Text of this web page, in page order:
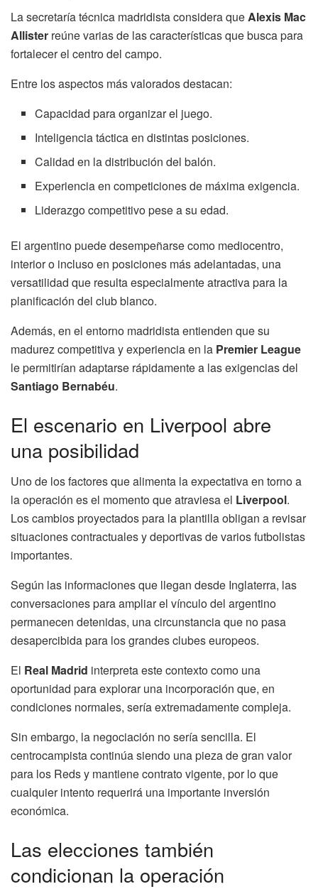
La secretaría técnica madridista considera queAlexis Mac
Allister reúne varias de las características que busca para
fortalecer el centro del campo.
Entre los aspectos más valorados destacan:
Capacidad para organizar el juego.
Inteligencia táctica en distintas posiciones.
Calidad en la distribución del balón.
Experiencia en competiciones de máxima exigencia.
Liderazgo competitivo pese a su edad.
El argentino puede desempeñarse como mediocentro,
interior o incluso en posiciones más adelantadas, una
versatilidad que resulta especialmente atractiva para la
planificación del club blanco.
Además, en el entorno madridista entienden que su
madurez competitiva y experiencia en la Premier League
le permitirían adaptarse rápidamente a las exigencias del
Santiago Bernabéu.
El escenario en Liverpool abre
una posibilidad
Uno de los factores que alimenta la expectativa en torno a
la operación es el momento que atraviesa el Liverpool.
Los cambios proyectados para la plantilla obligan a revisar
situaciones contractuales y deportivas de varios futbolistas
importantes.
Según las informaciones que llegan desde Inglaterra, las
conversaciones para ampliar el vínculo del argentino
permanecen detenidas, una circunstancia que no pasa
desapercibida para los grandes clubes europeos.
El Real Madrid interpreta este contexto como una
oportunidad para explorar una incorporación que, en
condiciones normales, sería extremadamente compleja.
Sin embargo, la negociación no sería sencilla. El
centrocampista continúa siendo una pieza de gran valor
para los Reds y mantiene contrato vigente, por lo que
cualquier intento requerirá una importante inversión
económica.
Las elecciones también
condicionan la operación